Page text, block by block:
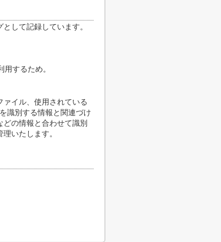
して記録しています。
するため。
イル、使用されている
識別する情報と関連づけ
の情報と合わせて識別
いたします。